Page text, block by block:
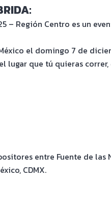
– Región Centro es un
el domingo 7 de
lugar que tú quieras
entre Fuente de
CDMX.